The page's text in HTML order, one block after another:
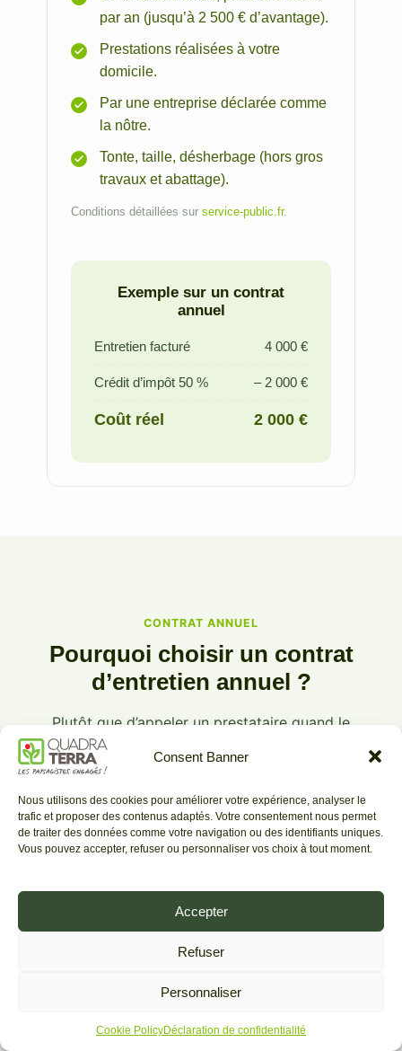
Consent Banner
Nous utilisons des cookies pour améliorer votre expérience, analyser le
trafic et proposer des contenus adaptés. Votre consentement nous permet
de traiter des données comme votre navigation ou des identifiants uniques.
Vous pouvez accepter, refuser ou personnaliser vos choix à tout moment.
Accepter
Refuser
Personnaliser
Cookie PolicyDéclaration de confidentialité
par an (jusqu’à 2 500 € d’avantage).
Prestations réalisées à votre
domicile.
Par une entreprise déclarée comme
la nôtre.
Tonte, taille, désherbage (hors gros
travaux et abattage).
Conditions détaillées sur service-public.fr.
Exemple sur un contrat
annuel
Entretien facturé 4 000 €
Crédit d’impôt 50 % – 2 000 €
Coût réel 2 000 €
CONTRAT ANNUEL
Pourquoi choisir un contrat
d’entretien annuel ?
Plutôt que d’appeler un prestataire quand le
jardin a déjà débordé, un contrat annuel organise
l’entretien à l’avance : vous savez ce qui sera fait,
quand, et pour quel budget.
Intervention
Budget maîtrisé
Plusieurs prestataires
Un interlocuteur